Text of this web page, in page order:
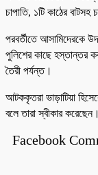
চাপাতি, ১টি কাঠের
পরবর্তীতে আসামিদেরকে
পুলিশের কাছে হস্তান্তর
তৈরী পর্যন্ত।
আটককৃতরা ভাড়াটিয়া
বলে তারা স্বীকার
Facebook